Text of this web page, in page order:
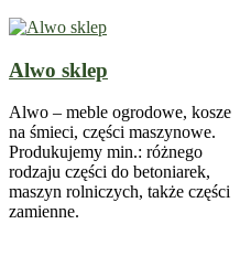
Alwo sklep
Alwo – meble ogrodowe, kosze
na śmieci, części maszynowe.
Produkujemy min.: różnego
rodzaju części do betoniarek,
maszyn rolniczych, także części
zamienne.